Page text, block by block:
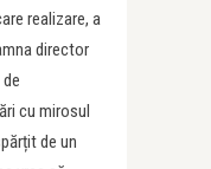
realizare, a
director
cu mirosul
de un